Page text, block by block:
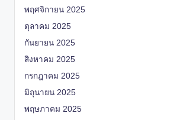
พฤศจิกายน 2025
ตุลาคม 2025
กันยายน 2025
สิงหาคม 2025
กรกฎาคม 2025
มิถุนายน 2025
พฤษภาคม 2025